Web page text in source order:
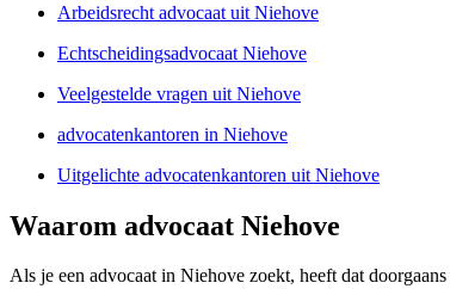
Arbeidsrecht advocaat uit Niehove
Echtscheidingsadvocaat Niehove
Veelgestelde vragen uit Niehove
advocatenkantoren in Niehove
Uitgelichte advocatenkantoren uit Niehove
Waarom advocaat Niehove
Als je een advocaat in Niehove zoekt, heeft dat